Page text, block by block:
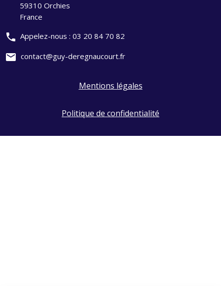
59310 Orchies
France
phone Appelez-nous : 03 20 84 70 82
mail contact@guy-deregnaucourt.fr
Mentions légales
Politique de confidentialité